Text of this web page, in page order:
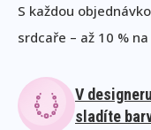
S každou
srdcaře – až 10 %
V
sladíte